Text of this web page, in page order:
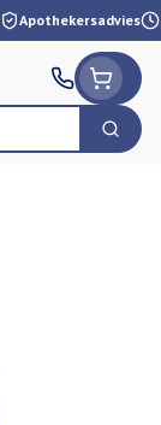
Apothekersadvies
Zoek